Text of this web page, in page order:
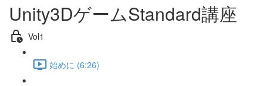
Unity3DゲームStandard講座
Vol1
始めに (6:26)